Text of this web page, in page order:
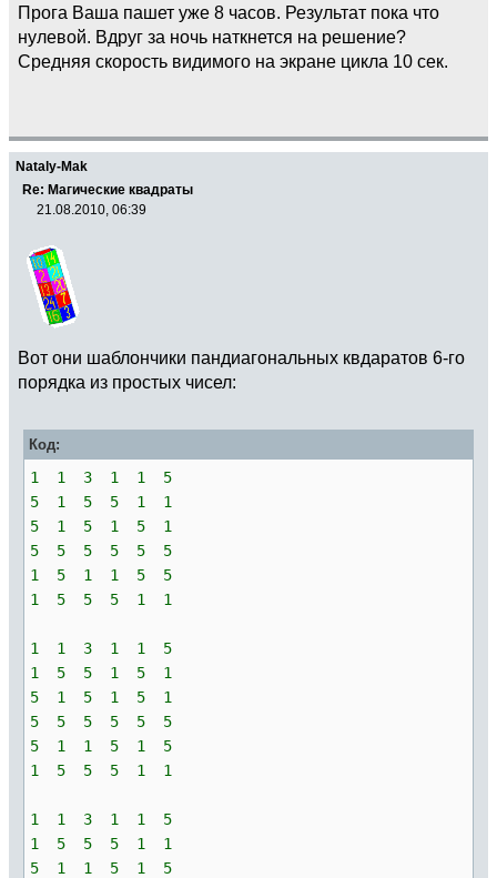
Прога Ваша пашет уже 8 часов. Результат пока что
нулевой. Вдруг за ночь наткнется на решение?
Средняя скорость видимого на экране цикла 10 сек.
Nataly-Mak
Re: Магические квадраты
21.08.2010, 06:39
Вот они шаблончики пандиагональных квдаратов 6-го
порядка из простых чисел:
Код:
1 1 3 1 1 5
5 1 5 5 1 1
5 1 5 1 5 1
5 5 5 5 5 5
1 5 1 1 5 5
1 5 5 5 1 1
1 1 3 1 1 5
1 5 5 1 5 1
5 1 5 1 5 1
5 5 5 5 5 5
5 1 1 5 1 5
1 5 5 5 1 1
1 1 3 1 1 5
1 5 5 5 1 1
5 1 1 5 1 5